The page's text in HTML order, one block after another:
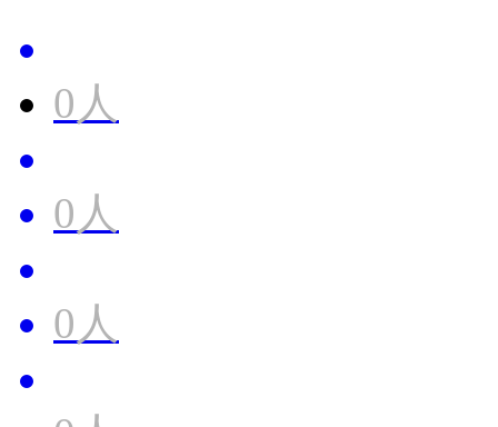
0人
0人
0人